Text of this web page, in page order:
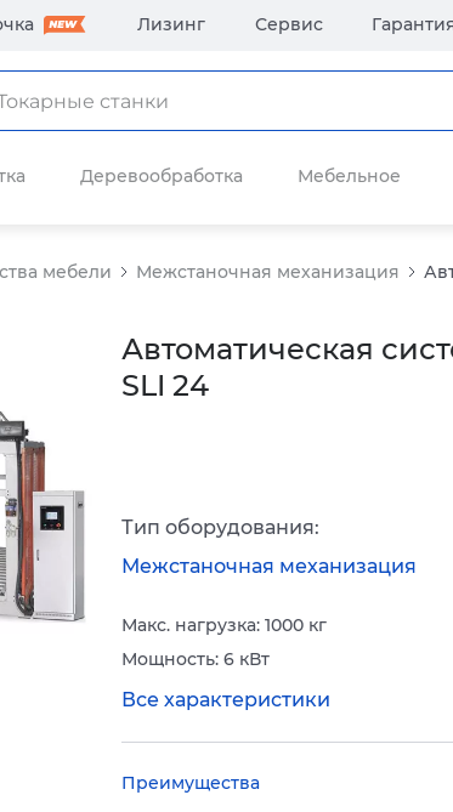
Лизинг Сервис
Деревообработка Мебельное
мебели Межстаночная механизация
Автоматическая
SLI 24
Тип оборудования:
Межстаночная механизация
Макс. нагрузка: 1000 кг
Мощность: 6 кВт
Все характеристики
Преимущества